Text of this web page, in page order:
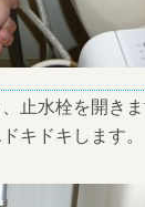
止水栓を開きま
キドキします。